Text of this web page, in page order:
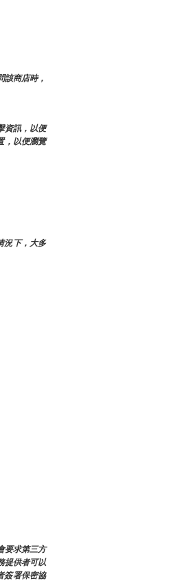
商店時，
資訊，以便
，以便瀏覽
況下，大多
要求第三方
提供者可以
簽署保密協